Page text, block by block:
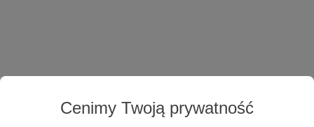
Cenimy Twoją prywatność